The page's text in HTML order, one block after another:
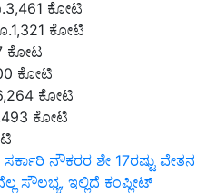
ಕೋಟಿ
ಕೋಟಿ
ಕೋಟ
ಕೋಟಿ
ಕೋಟಿ
ಕೋಟಿ
ನೌಕರರ ಶೇ 17ರಷ್ಟು ವೇತನ
ಸೌಲಭ್ಯ, ಇಲ್ಲಿದೆ ಕಂಪ್ಲೀಟ್‌